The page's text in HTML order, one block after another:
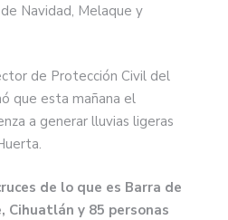
Navidad, Melaque y
de Protección Civil del
que esta mañana el
a generar lluvias ligeras
de lo que es Barra de
Cihuatlán y 85 personas